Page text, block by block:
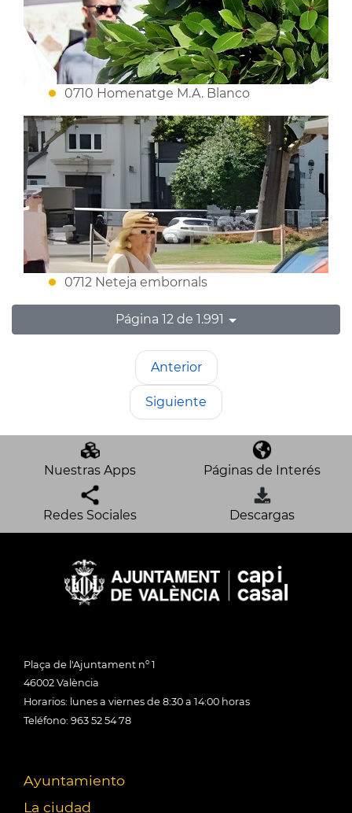
0710 Homenatge M.A. Blanco
0712 Neteja embornals
Página 12 de 1.991
Anterior
Siguiente
Nuestras Apps Páginas de Interés
Redes Sociales Descargas
Plaça de l'Ajuntament nº 1
46002 València
Horarios: lunes a viernes de 8:30 a 14:00 horas
Teléfono: 963 52 54 78
Ayuntamiento
La ciudad